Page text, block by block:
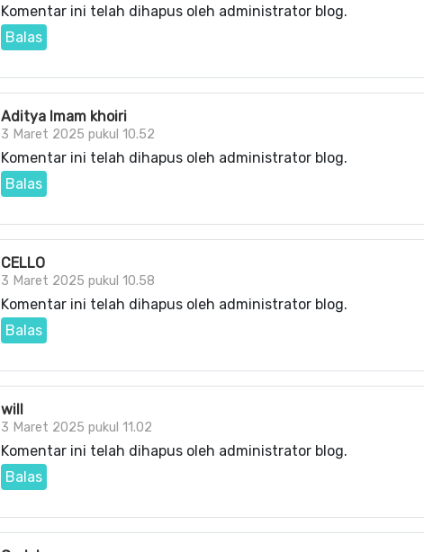
Komentar ini telah dihapus oleh administrator blog.
Balas
Aditya Imam khoiri
3 Maret 2025 pukul 10.52
Komentar ini telah dihapus oleh administrator blog.
Balas
CELLO
3 Maret 2025 pukul 10.58
Komentar ini telah dihapus oleh administrator blog.
Balas
will
3 Maret 2025 pukul 11.02
Komentar ini telah dihapus oleh administrator blog.
Balas